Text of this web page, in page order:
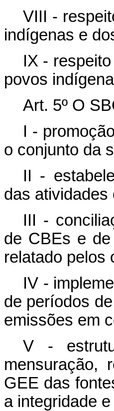
VIII -
indígenas e
IX -
povos
Art. 5º O
I -
o conjunto da
II -
das
III -
de CBEs e
relatado pelos
IV -
de períodos
emissões em
V -
mensuração,
GEE das
a integridade